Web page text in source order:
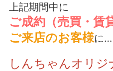
上記期間中に
ご成約（売買・賃
ご来店のお客様に…
しんちゃんオリ